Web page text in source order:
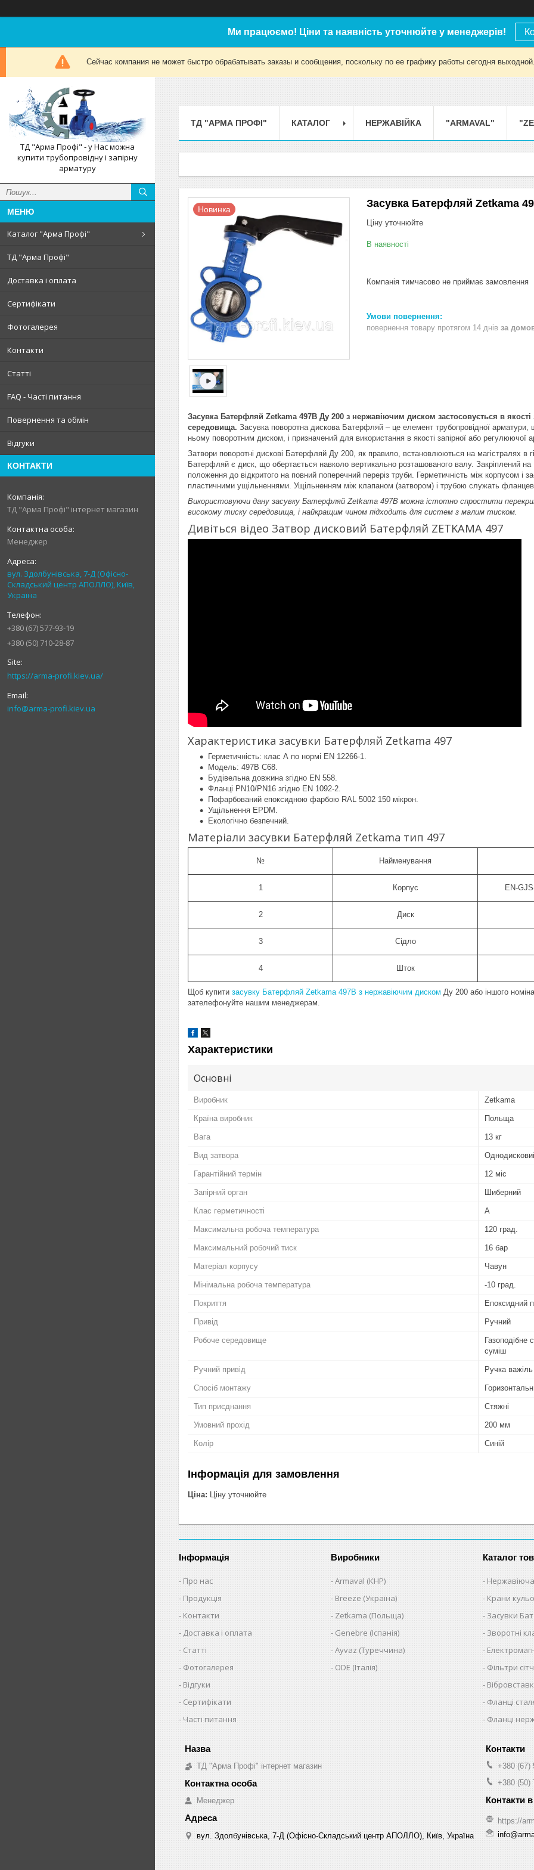
Ми працюємо! Ціни та наявність уточнюйте у менеджерів!
Сейчас компания не может быстро обрабатывать заказы и сообщения, поскольку по ее графику работы сегодня
ТД "Арма Профі" - у Нас можна
купити трубопровідну і запірну
арматуру
Каталог "Арма Профі"
ТД "Арма Профі"
Доставка і оплата
Сертифікати
Фотогалерея
Контакти
Статті
FAQ - Часті питання
Повернення та обмін
Відгуки
КОНТАКТИ
ТД "Арма Профі" інтернет магазин
Менеджер
вул. Здолбунівська, 7-Д (Офісно-
Складський центр АПОЛЛО), Київ,
Україна
+380 (67) 577-93-19
+380 (50) 710-28-87
https://arma-profi.kiev.ua/
info@arma-profi.kiev.ua
ТД "АРМА ПРОФІ" КАТАЛОГ НЕРЖАВІЙКА "ARMAVAL"
Новинка Засувка Батерфляй Zetkama
Ціну уточнюйте
В наявності
Компанія тимчасово не приймає замовлення
повернення товару протягом 14 днів за
Засувка Батерфляй Zetkama 497B Ду 200 з нержавіючим диском застосовується в
середовища. Засувка поворотна дискова Батерфляй – це елемент трубопровідної
ньому поворотним диском, і призначений для використання в якості запірної або регулюючої
Затвори поворотні дискові Батерфляй Ду 200, як правило, встановлюються на магістралях в
Батерфляй є диск, що обертається навколо вертикально розташованого валу. Закріплений на
положення до відкритого на повний поперечний переріз труби. Герметичність між корпусом і
пластичними ущільненнями. Ущільненням між клапаном (затвором) і трубою служать
Використовуючи дану засувку Батерфляй Zetkama 497B можна істотно спростити
високому тиску середовища, і найкращим чином підходить для систем з малим тиском.
Дивіться відео Затвор дисковий Батерфляй ZETKAMA 497
Характеристика засувки Батерфляй Zetkama 497
Герметичність: клас А по нормі EN 12266-1.
Модель: 497В С68.
Будівельна довжина згідно EN 558.
Фланці PN10/PN16 згідно EN 1092-2.
Пофарбований епоксидною фарбою RAL 5002 150 мікрон.
Ущільнення EPDM.
Екологічно безпечний.
Матеріали засувки Батерфляй Zetkama тип 497
№ Найменування
1 Корпус EN-
2 Диск
3 Сідло
4 Шток
Щоб купити засувку Батерфляй Zetkama 497B з нержавіючим диском Ду 200 або іншого
зателефонуйте нашим менеджерам.
Характеристики
Основні
Виробник Zetkama
Країна виробник Польща
Вага 13 кг
Вид затвора
Гарантійний термін 12 міс
Запірний орган Шиберний
Клас герметичності А
Максимальна робоча температура 120 град.
Максимальний робочий тиск 16 бар
Матеріал корпусу Чавун
Мінімальна робоча температура -10 град.
Покриття Епоксидний
Привід Ручний
Робоче середовище
суміш
Ручний привід Ручка важіль
Спосіб монтажу
Тип приєднання Стяжні
Умовний прохід 200 мм
Колір Синій
Інформація для замовлення
Ціна: Ціну уточнюйте
Інформація
Про нас
Продукція
Контакти
Доставка і оплата
Статті
Фотогалерея
Відгуки
Сертифікати
Часті питання
Виробники
Armaval (КНР)
Breeze (Україна)
Zetkama (Польща)
Genebre (Іспанія)
Ayvaz (Туреччина)
ODE (Італія)
Каталог
Крани
Засувки
Зворотні
Фільтри
Фланці
Фланці
ТД "Арма Профі" інтернет магазин
Менеджер
вул. Здолбунівська, 7-Д (Офісно-Складський центр АПОЛЛО), Київ, Україна
+380 (67)
+380 (50)
https://